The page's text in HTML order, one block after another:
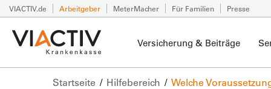
VIACTIV.de Arbeitgeber MeterMacher Für Familien Presse
Versicherung & Beiträge
Startseite Hilfebereich Welche